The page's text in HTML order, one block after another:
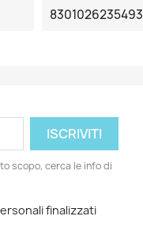
8301026235493
scopo, cerca le info di
finalizzati